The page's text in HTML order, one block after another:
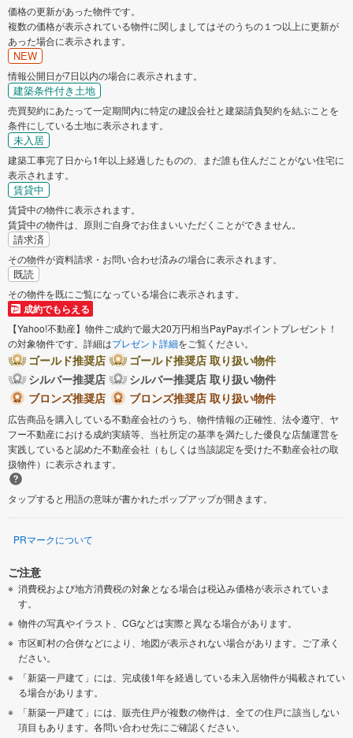
価格の更新があった物件です。
複数の価格が表示されている物件に関しましてはそのうちの１つ以上に更新が
あった場合に表示されます。
NEW
情報公開日が7日以内の場合に表示されます。
建築条件付き土地
売買契約にあたって一定期間内に特定の建設会社と建築請負契約を結ぶことを
条件にしている土地に表示されます。
未入居
建築工事完了日から1年以上経過したものの、まだ誰も住んだことがない住宅に
表示されます。
賃貸中
賃貸中の物件に表示されます。
賃貸中の物件は、原則ご自身でお住まいいただくことができません。
請求済
その物件が資料請求・お問い合わせ済みの場合に表示されます。
既読
その物件を既にご覧になっている場合に表示されます。
成約でもらえる
【Yahoo!不動産】物件ご成約で最大20万円相当PayPayポイントプレゼント！
の対象物件です。詳細はプレゼント詳細をご覧ください。
ゴールド推奨店
ゴールド推奨店 取り扱い物件
シルバー推奨店
シルバー推奨店 取り扱い物件
ブロンズ推奨店
ブロンズ推奨店 取り扱い物件
広告商品を購入している不動産会社のうち、物件情報の正確性、法令遵守、ヤ
フー不動産における成約実績等、当社所定の基準を満たした優良な店舗運営を
実践していると認めた不動産会社（もしくは当該認定を受けた不動産会社の取
扱物件）に表示されます。
タップすると用語の意味が書かれたポップアップが開きます。
PRマークについて
ご注意
消費税および地方消費税の対象となる場合は税込み価格が表示されていま
す。
物件の写真やイラスト、CGなどは実際と異なる場合があります。
市区町村の合併などにより、地図が表示されない場合があります。ご了承く
ださい。
「新築一戸建て」には、完成後1年を経過している未入居物件が掲載されてい
る場合があります。
「新築一戸建て」には、販売住戸が複数の物件は、全ての住戸に該当しない
項目もあります。各問い合わせ先にご確認ください。